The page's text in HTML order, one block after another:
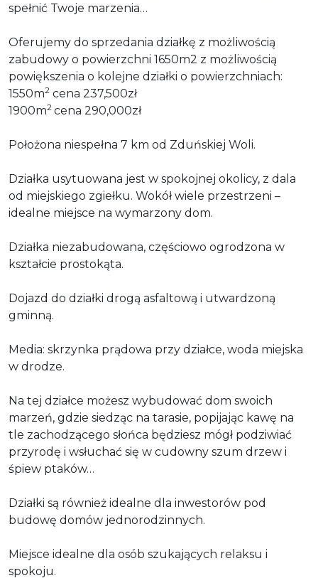
spełnić Twoje marzenia…
Oferujemy do sprzedania działkę z możliwością
zabudowy o powierzchni 1650m2 z możliwością
powiększenia o kolejne działki o powierzchniach:
1550m2 cena 237,500zł
1900m2 cena 290,000zł
Położona niespełna 7 km od Zduńskiej Woli.
Działka usytuowana jest w spokojnej okolicy, z dala
od miejskiego zgiełku. Wokół wiele przestrzeni –
idealne miejsce na wymarzony dom.
Działka niezabudowana, częściowo ogrodzona w
kształcie prostokąta.
Dojazd do działki drogą asfaltową i utwardzoną
gminną.
Media: skrzynka prądowa przy działce, woda miejska
w drodze.
Na tej działce możesz wybudować dom swoich
marzeń, gdzie siedząc na tarasie, popijając kawę na
tle zachodzącego słońca będziesz mógł podziwiać
przyrodę i wsłuchać się w cudowny szum drzew i
śpiew ptaków…
Działki są również idealne dla inwestorów pod
budowę domów jednorodzinnych.
Miejsce idealne dla osób szukających relaksu i
spokoju.